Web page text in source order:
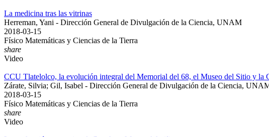
La medicina tras las vitrinas
Herreman, Yani - Dirección General de Divulgación de la Ciencia, UNAM
2018-03-15
Físico Matemáticas y Ciencias de la Tierra
share
Video
CCU Tlatelolco, la evolución integral del Memorial del 68, el Museo del Sitio y la
Zárate, Silvia; Gil, Isabel - Dirección General de Divulgación de la Ciencia,
2018-03-15
Físico Matemáticas y Ciencias de la Tierra
share
Video